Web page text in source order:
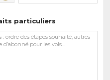
particuliers